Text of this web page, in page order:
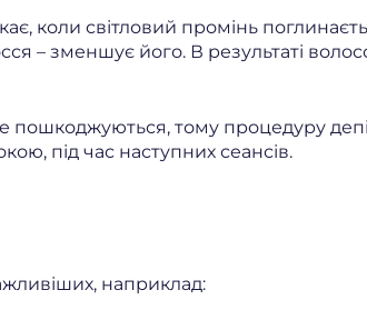
коли світловий промінь
зменшує його. В результаті
пошкоджуються, тому процедуру
під час наступних сеансів.
наприклад: